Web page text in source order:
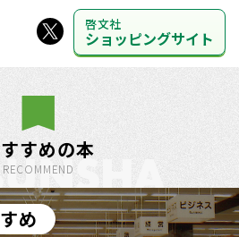
啓文社
ショッピングサイト
すめの本
RECOMMEND
め